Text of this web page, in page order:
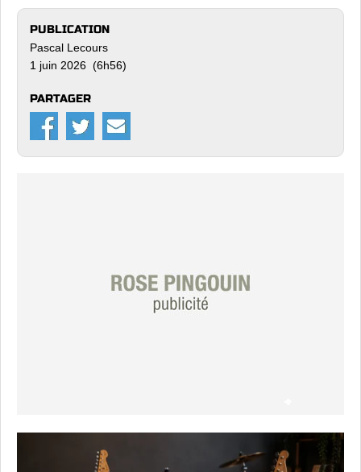
PUBLICATION
Pascal Lecours
1 juin 2026 (6h56)
PARTAGER